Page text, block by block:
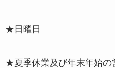
★日曜日
★夏季休業及び年末年始の